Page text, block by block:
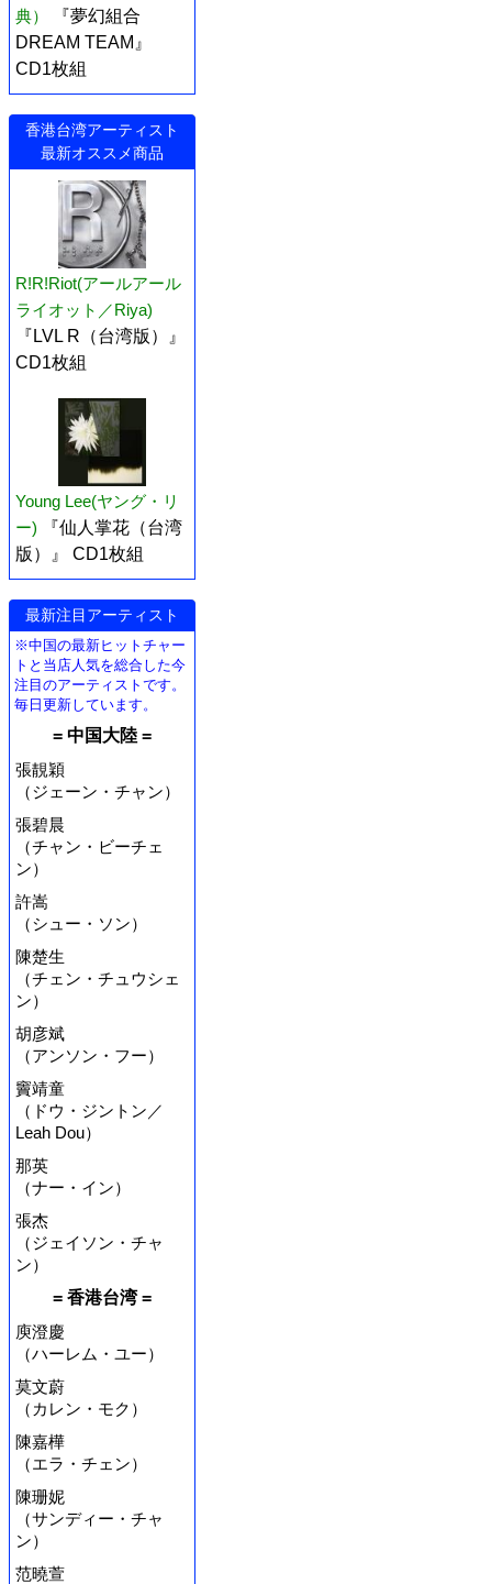
典）
『夢幻組合
DREAM TEAM』
CD1枚組
香港台湾アーティスト
最新オススメ商品
R!R!Riot(アールアール
ライオット／Riya)
『LVL R（台湾版）』
CD1枚組
Young Lee(ヤング・リ
ー)
『仙人掌花（台湾
版）』 CD1枚組
最新注目アーティスト
※中国の最新ヒットチャー
トと当店人気を総合した今
注目のアーティストです。
毎日更新しています。
= 中国大陸 =
張靚穎
（ジェーン・チャン）
張碧晨
（チャン・ビーチェ
ン）
許嵩
（シュー・ソン）
陳楚生
（チェン・チュウシェ
ン）
胡彦斌
（アンソン・フー）
竇靖童
（ドウ・ジントン／
Leah Dou）
那英
（ナー・イン）
張杰
（ジェイソン・チャ
ン）
= 香港台湾 =
庾澄慶
（ハーレム・ユー）
莫文蔚
（カレン・モク）
陳嘉樺
（エラ・チェン）
陳珊妮
（サンディー・チャ
ン）
范曉萱